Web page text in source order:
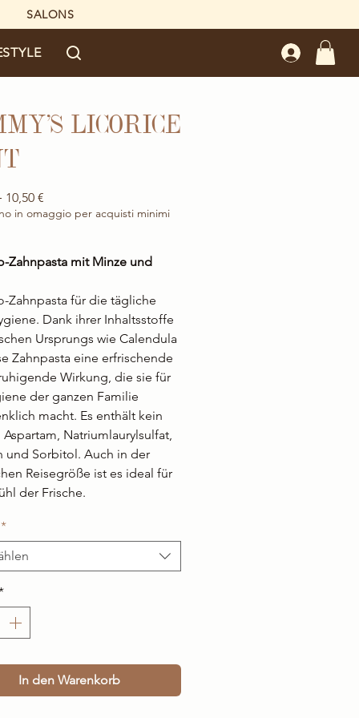
SALONS
LICORICE
Standardpreis
10,50 €
Preis
in omaggio per acquisti minimi
Zahnpasta mit Minze und
Zahnpasta für die tägliche
Dank ihrer Inhaltsstoffe
Ursprungs wie Calendula
Zahnpasta eine erfrischende
Wirkung, die sie für
der ganzen Familie
macht. Es enthält kein
Natriumlaurylsulfat,
und Sorbitol. Auch in der
Reisegröße ist es ideal für
der Frische.
*
In den Warenkorb